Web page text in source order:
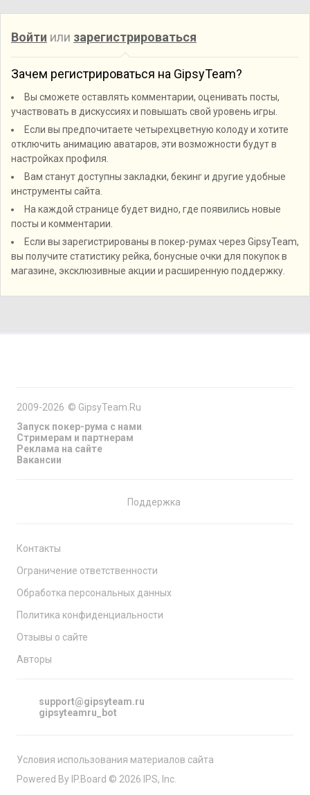
Войти или зарегистрироваться
Зачем регистрироваться на GipsyTeam?
Вы сможете оставлять комментарии, оценивать посты,
участвовать в дискуссиях и повышать свой уровень игры.
Если вы предпочитаете четырехцветную колоду и хотите
отключить анимацию аватаров, эти возможности будут в
настройках профиля.
Вам станут доступны закладки, бекинг и другие удобные
инструменты сайта.
На каждой странице будет видно, где появились новые
посты и комментарии.
Если вы зарегистрированы в покер-румах через GipsyTeam,
вы получите статистику рейка, бонусные очки для покупок в
магазине, эксклюзивные акции и расширенную поддержку.
Поддержка
2009-2026 © GipsyTeam.Ru
Запуск покер-рума с нами
Стримерам и партнерам
Реклама на сайте
Вакансии
Условия использования материалов сайта
Powered By IP.Board © 2026 IPS, Inc.
Контакты
Ограничение ответственности
Обработка персональных данных
Политика конфиденциальности
Отзывы о сайте
Авторы
support@gipsyteam.ru
gipsyteamru_bot